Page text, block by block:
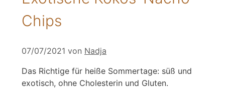
Chips
07/07/2021 von Nadja
Das Richtige für heiße Sommertage: süß und
exotisch, ohne Cholesterin und Gluten.